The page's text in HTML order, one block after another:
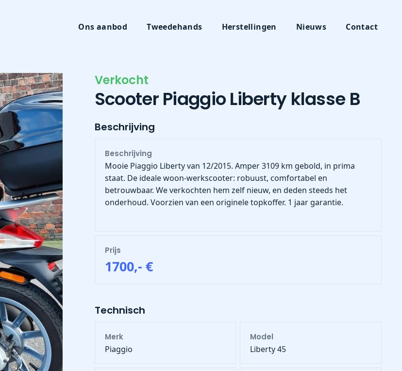
Ons aanbod Tweedehands Herstellingen Nieuws Contact
Verkocht
Scooter Piaggio Liberty klasse B
Beschrijving
Beschrijving
Mooie Piaggio Liberty van 12/2015. Amper 3109 km gebold, in prima
staat. De ideale woon-werkscooter: robuust, comfortabel en
betrouwbaar. We verkochten hem zelf nieuw, en deden steeds het
onderhoud. Voorzien van een originele topkoffer. 1 jaar garantie.
Prijs
1700,- €
Technisch
Merk
Piaggio
Model
Liberty 45